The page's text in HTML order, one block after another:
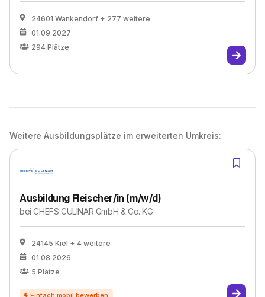
24601 Wankendorf + 277 weitere
01.09.2027
294 Plätze
Weitere Ausbildungsplätze im erweiterten Umkreis:
Ausbildung Fleischer/in (m/w/d)
beiCHEFS CULINAR GmbH & Co. KG
24145 Kiel + 4 weitere
01.08.2026
5 Plätze